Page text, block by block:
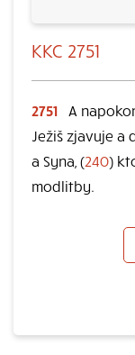
KKC 2751
2751
A
Ježiš zjavuje a
a Syna, (240)
modlitby.